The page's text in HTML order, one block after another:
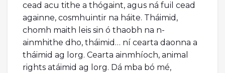
cead acu tithe a thógaint, agus ná fuil cead
againne, cosmhuintir na háite. Tháimid,
chomh maith leis sin ó thaobh na n-
ainmhithe dho, tháimid… ní cearta daonna a
tháimid ag lorg. Cearta ainmhíoch, animal
rights atáimid ag lorg. Dá mba bó mé,